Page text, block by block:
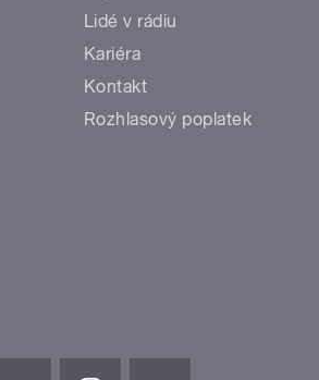
Lidé v rádiu
Kariéra
Kontakt
Rozhlasový poplatek